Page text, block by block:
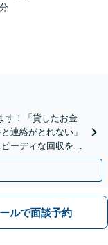
分
す！「貸したお金
連絡がとれない」
ーディな回収を目
ルで面談予約